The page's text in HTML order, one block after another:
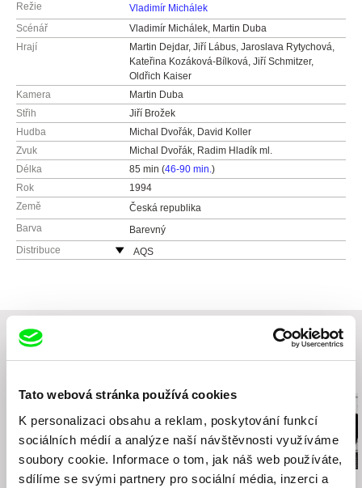
Tato webová stránka používá cookies
K personalizaci obsahu a reklam, poskytování funkcí
sociálních médií a analýze naší návštěvnosti využíváme
soubory cookie. Informace o tom, jak náš web používáte,
sdílíme se svými partnery pro sociální média, inzerci a
Režie
Vladimír Michálek
Scénář
Vladimír Michálek, Martin Duba
Hrají
Martin Dejdar, Jiří Lábus, Jaroslava Rytychová,
Kateřina Kozáková-Bílková, Jiří Schmitzer,
Oldřich Kaiser
Kamera
Martin Duba
Střih
Jiří Brožek
Hudba
Michal Dvořák, David Koller
Zvuk
Michal Dvořák, Radim Hladík ml.
Délka
85 min (46-90 min.)
Rok
1994
Země
Česká republika
Barva
Barevný
Distribuce
AQS
Česká republika
e-mail:sales@aqs.cz,jan.rubes@magicbox.cz
Elo Havetta Dušan Hanák Viktar Korzoun